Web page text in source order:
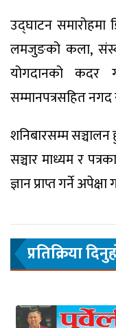
उद्घाटन समारोहमा
लमजुङको कला,
योगदानको कदर
सम्मानपत्रसहित नगद
शनिबारसम्म
सञ्चार माध्यम र
ज्ञान प्राप्त गर्ने
प्रतिक्रिया